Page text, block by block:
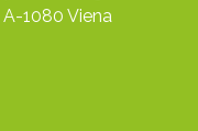
1080 Viena